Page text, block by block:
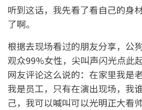
听到这话，我先看了看自己的身
了啊。
根据去现场看过的朋友分享，公
观众99%女性，尖叫声闪光点此
网友评论这么说的：在家里我是
我是员工，只有在演出现场，我
己，我可以喊叫可以光明正大看